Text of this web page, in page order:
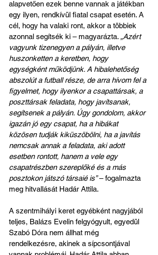
alapvetően ezek benne vannak a játékban
egy ilyen, rendkívül fiatal csapat esetén. A
cél, hogy ha valaki ront, akkor a többiek
azonnal segítsék ki – magyarázta. „Azért
vagyunk tizenegyen a pályán, illetve
huszonketten a keretben, hogy
egységként működjünk. A hibalehetőség
abszolút a futball része, de arra hívom fel a
figyelmet, hogy ilyenkor a csapattársak, a
poszttársak feladata, hogy javítsanak,
segítsenek a pályán. Úgy gondolom, akkor
igazán jó egy csapat, ha a hibákat
közösen tudják kiküszöbölni, ha a javítás
nemcsak annak a feladata, aki adott
esetben rontott, hanem a vele egy
csapatrészben szereplőké és a más
posztokon játszó társaié is” – fogalmazta
meg hitvallását Hadár Attila.
A szentmihályi keret egyébként nagyjából
teljes, Balázs Evelin felgyógyult, egyedül
Szabó Dóra nem állhat még
rendelkezésre, akinek a sípcsontjával